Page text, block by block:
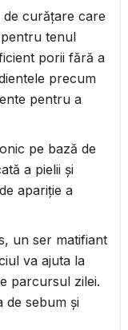
de curățare care
tenul
porii fără a
precum
pentru a
pe bază de
a pielii și
apariție a
un ser matifiant
va ajuta la
parcursul zilei.
de sebum și